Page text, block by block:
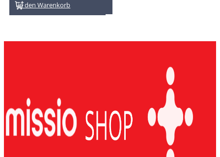
In den Warenkorb